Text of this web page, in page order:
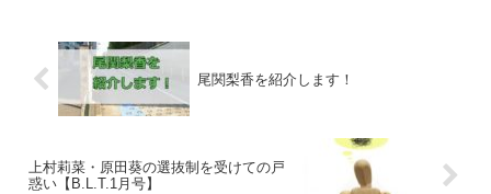
尾関梨香を紹介します！
上村莉菜・原田葵の選抜制を受けての戸
惑い【B.L.T.1月号】